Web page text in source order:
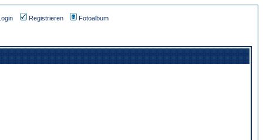
Registrieren Fotoalbum